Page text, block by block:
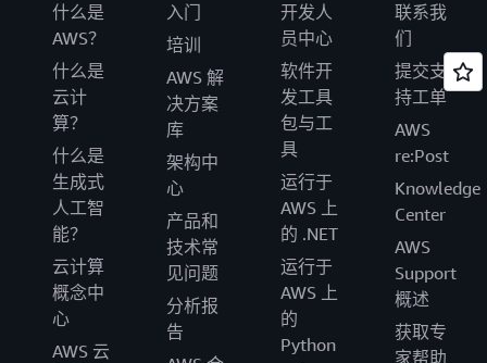
什么是
AWS？
什么是
云计
算？
什么是
生成式
人工智
能？
云计算
概念中
心
AWS 云
入门
培训
AWS 解
决方案
库
架构中
心
产品和
技术常
见问题
分析报
告
开发人
员中心
软件开
发工具
包与工
具
运行于
AWS 上
的 .NET
运行于
AWS 上
的
Python
联系我
们
提交支
持工单
AWS
re:Post
Knowledge
Center
AWS
Support
概述
获取专
家帮助